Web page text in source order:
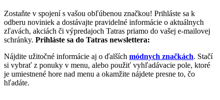
Zostaňte v spojení s vašou obľúbenou značkou! Prihláste sa k
odberu noviniek a dostávajte pravidelné informácie o aktuálnych
zľavách, akciách či výpredajoch Tatras priamo do vašej e-mailovej
schránky. Prihláste sa do Tatras newslettera:
Nájdite užitočné informácie aj o ďalších módnych značkách. Stačí
si vybrať z ponuky v menu, alebo použiť vyhľadávacie pole, ktoré
je umiestnené hore nad menu a okamžite nájdete presne to, čo
hľadáte.